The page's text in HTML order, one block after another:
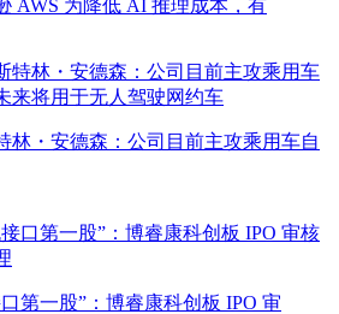
AWS 为降低 AI 推理成本，有
林・安德森：公司目前主攻乘用车自
第一股”：博睿康科创板 IPO 审